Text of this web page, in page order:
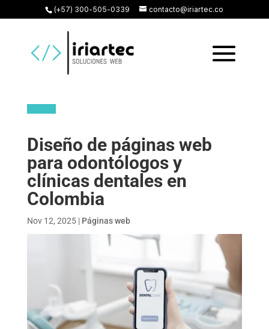
(+57) 300-505-0339 contacto@iriartec.co
Diseño de páginas web
para odontólogos y
clínicas dentales en
Colombia
Nov 12, 2025| Páginas web